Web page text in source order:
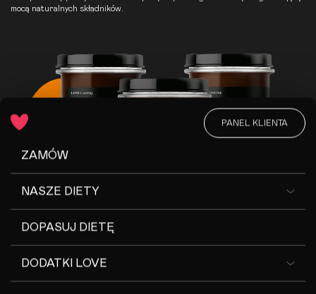
mocą naturalnych składników.
PANEL KLIENTA
ZAMÓW
NASZE DIETY
DOPASUJ DIETĘ
DODATKI LOVE